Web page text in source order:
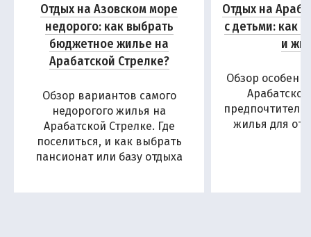
Отдых на Азовском море
недорого: как выбрать
бюджетное жилье на
Арабатской Стрелке?
Обзор вариантов самого
недорогого жилья на
Арабатской Стрелке. Где
поселиться, и как выбрать
пансионат или базу отдыха
Отдых на
с детьми: как
и
Обзор
жилья для